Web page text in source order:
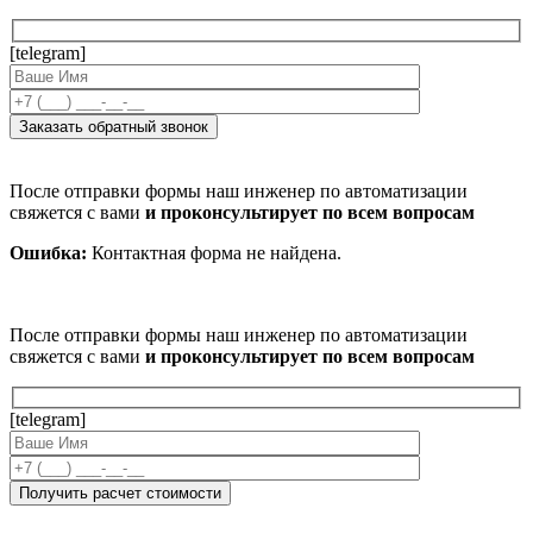
[telegram]
После отправки формы наш инженер по автоматизации
свяжется с вами и проконсультирует по всем вопросам
Ошибка: Контактная форма не найдена.
После отправки формы наш инженер по автоматизации
свяжется с вами и проконсультирует по всем вопросам
[telegram]